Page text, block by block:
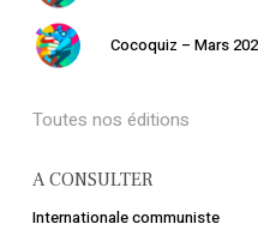
Cocoquiz – Mars
Toutes nos éditions
A CONSULTER
Internationale communiste